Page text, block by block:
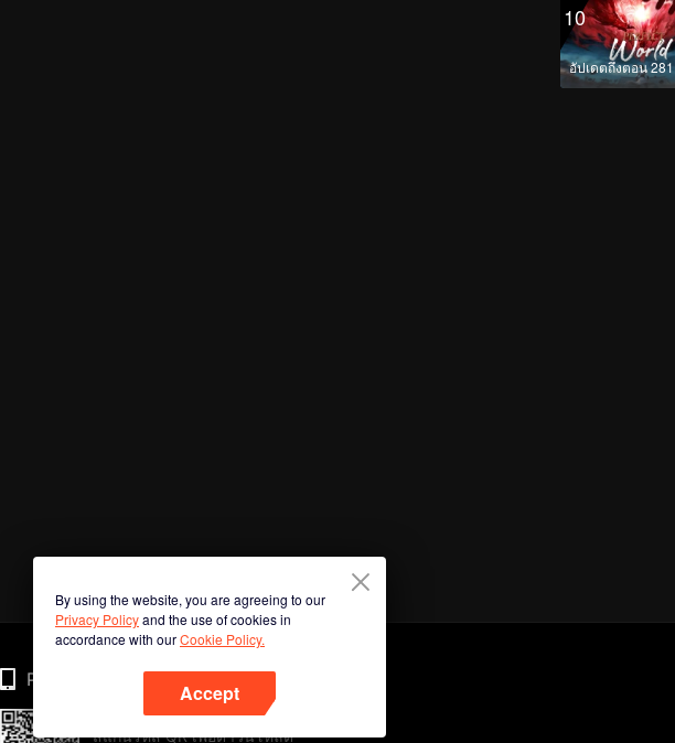
10
อัปเดตถึงตอน 281
By using the website, you are agreeing to our
Privacy Policyand the use of cookies in
accordance with ourCookie Policy.
Accept
Phone
สแกนรหัส QR เพื่อดาวน์โหลด